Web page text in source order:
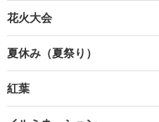
花火大会
夏休み（夏祭り）
紅葉